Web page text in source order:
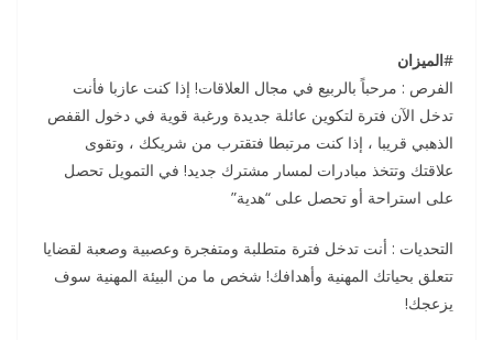
#الميزان
الفرص : مرحباً بالربيع في مجال العلاقات! إذا كنت عازبا فأنت
تدخل الآن فترة لتكوين عائلة جديدة ورغبة قوية في دخول القفص
الذهبي قريبا ، إذا كنت مرتبطا فتقترب من شريكك ، وتقوى
علاقتك وتتخذ مبادرات لمسار مشترك جديد! في التمويل تحصل
على استراحة أو تحصل على “هدية”
التحديات : أنت تدخل فترة متطلبة ومتفجرة وعصبية وصعبة لقضايا
تتعلق بحياتك المهنية وأهدافك! شخص ما من البيئة المهنية سوف
يزعجك!